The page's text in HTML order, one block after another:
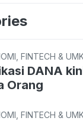
FINTECH &
DANA
Orang
FINTECH &